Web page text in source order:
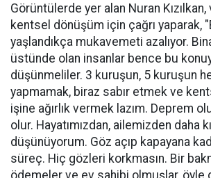
Görüntülerde yer alan Nuran
kentsel dönüşüm için çağrı yaparak,
yaşlandıkça mukavemeti azalıyor.
üstünde olan insanlar bence bu
düşünmeliler. 3 kuruşun, 5 kuruşun
yapmamak, biraz sabır etmek ve
işine ağırlık vermek lazım. Deprem
olur. Hayatımızdan, ailemizden daha
düşünüyorum. Göz açıp kapayana
süreç. Hiç gözleri korkmasın. Bir
ödemeler ve ev sahibi olmuşlar, öyle